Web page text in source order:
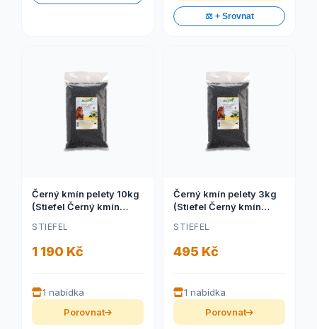
⚖️ + Srovnat
Černý kmín pelety 10kg
(Stiefel Černý kmín
systém, pytel 10 kg)
STIEFEL
1 190 Kč
1 nabídka
Porovnat
Černý kmín pelety 3kg
(Stiefel Černý kmín
systém, sáček 3 kg)
STIEFEL
495 Kč
1 nabídka
Porovnat